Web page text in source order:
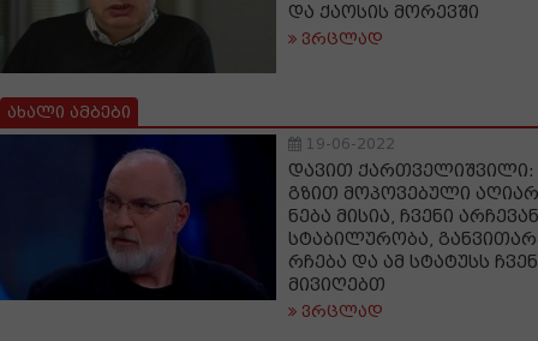
და ქაოსის მორევში
ვრცლად
ახალი ამბები
19-06-2022
დავით ქართველიშვილი:
გზით მოპოვებული
ნება მისია, ჩვენი
სტაბილურობა,
რჩება და ამ სტატუსს
მივიღებთ
ვრცლად